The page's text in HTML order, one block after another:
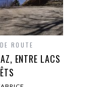
ROUTE
ENTRE LACS